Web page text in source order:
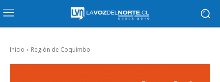
Inicio Región de Coquimbo